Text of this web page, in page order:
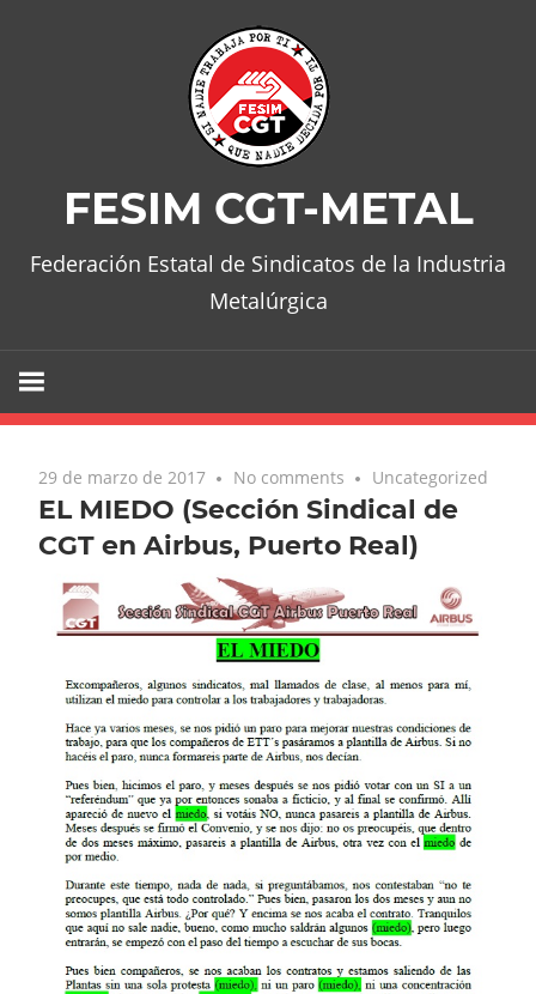
FESIM CGT-METAL
Federación Estatal de Sindicatos de la Industria
Metalúrgica
29 de marzo de 2017 No comments Uncategorized
EL MIEDO (Sección Sindical de
CGT en Airbus, Puerto Real)